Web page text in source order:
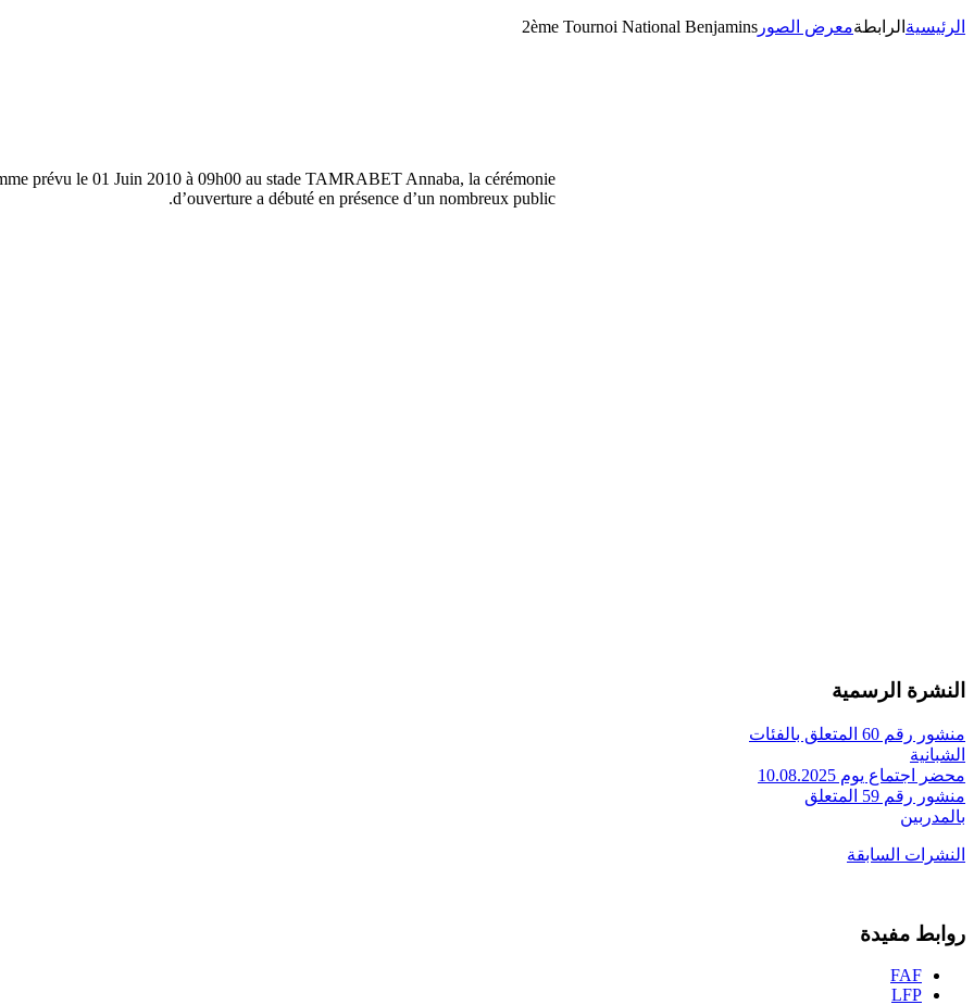
الرئيسية الرابطةمعرض الصور 2ème Tournoi National Benjamins
prévu le 01 Juin 2010 à 09h00 au stade TAMRABET Annaba, la cérémonie
d’ouverture a débuté en présence d’un nombreux public.
النشرة الرسمية
منشور رقم 60 المتعلق بالفئات
الشبانية
محضر اجتماع يوم 10.08.2025
منشور رقم 59 المتعلق
بالمدربين
النشرات السابقة
روابط مفيدة
FAF
LFP